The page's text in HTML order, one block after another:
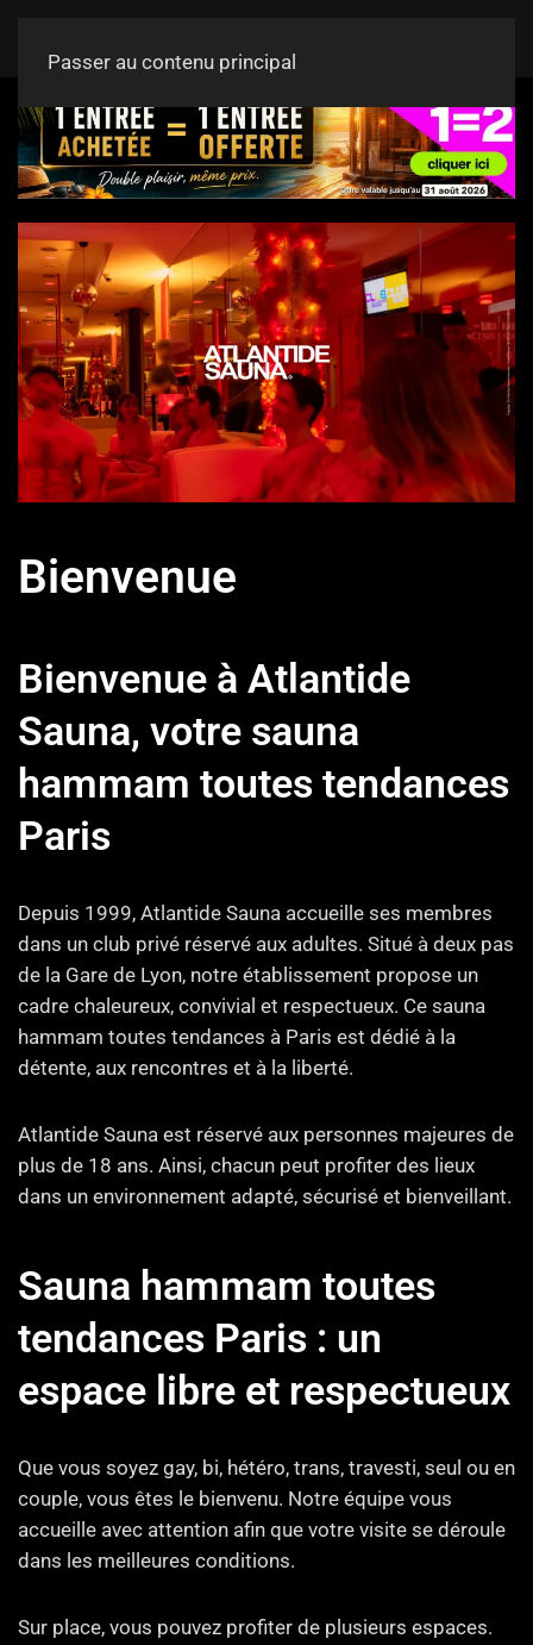
Passer au contenu principal
Bienvenue
Bienvenue à Atlantide
Sauna, votre sauna
hammam toutes tendances
Paris
Depuis 1999, Atlantide Sauna accueille ses membres
dans un club privé réservé aux adultes. Situé à deux pas
de la Gare de Lyon, notre établissement propose un
cadre chaleureux, convivial et respectueux. Ce sauna
hammam toutes tendances à Paris est dédié à la
détente, aux rencontres et à la liberté.
Atlantide Sauna est réservé aux personnes majeures de
plus de 18 ans. Ainsi, chacun peut profiter des lieux
dans un environnement adapté, sécurisé et bienveillant.
Sauna hammam toutes
tendances Paris : un
espace libre et respectueux
Que vous soyez gay, bi, hétéro, trans, travesti, seul ou en
couple, vous êtes le bienvenu. Notre équipe vous
accueille avec attention afin que votre visite se déroule
dans les meilleures conditions.
Sur place, vous pouvez profiter de plusieurs espaces.